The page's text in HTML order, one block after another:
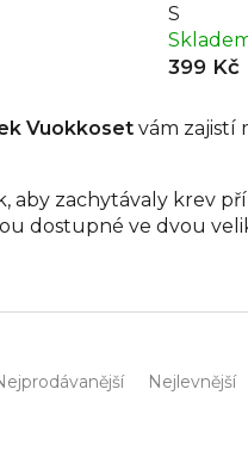
Vuokkoset vám zajistí
aby zachytávaly krev
dostupné ve dvou
S
399 Kč
Nejlevnější